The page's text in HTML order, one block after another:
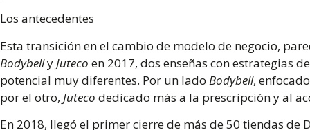
Los antecedentes
Esta transición en el cambio de modelo de negocio,
Bodybelly Juteco en 2017, dos enseñas con estrategias
potencial muy diferentes. Por un lado Bodybell,
por el otro, Juteco dedicado más a la prescripción y al
En 2018, llegó el primer cierre de más de 50 tiendas de